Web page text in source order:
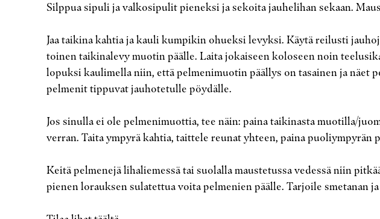
Silppua sipuli ja valkosipulit pieneksi ja sekoita jauhelihan sekaan.
Jaa taikina kahtia ja kauli kumpikin ohueksi levyksi. Käytä reilusti
toinen taikinalevy muotin päälle. Laita jokaiseen koloseen noin
lopuksi kaulimella niin, että pelmenimuotin päällys on tasainen ja näet
pelmenit tippuvat jauhotetulle pöydälle.
Jos sinulla ei ole pelmenimuottia, tee näin: paina taikinasta muotilla/
verran. Taita ympyrä kahtia, taittele reunat yhteen, paina puoliympyrän
Keitä pelmenejä lihaliemessä tai suolalla maustetussa vedessä niin
pienen lorauksen sulatettua voita pelmenien päälle. Tarjoile smetanan